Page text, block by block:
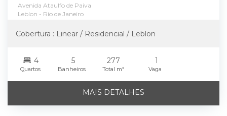
Avenida Ataulfo de Paiva
Leblon - Rio de Janeiro
Cobertura : Linear / Residencial / Leblon
4
Quartos
5
Banheiros
277
Total m²
1
Vaga
MAIS DETALHES